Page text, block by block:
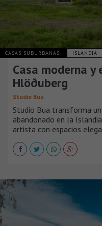
CASAS SUBURBANAS ISLANDIA
Casa moderna
Hlöðuberg
Studio Bua
Studio Bua transforma
abandonado en la
artista con espacios